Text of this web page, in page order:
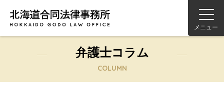
メニュー
弁護士コラム
COLUMN